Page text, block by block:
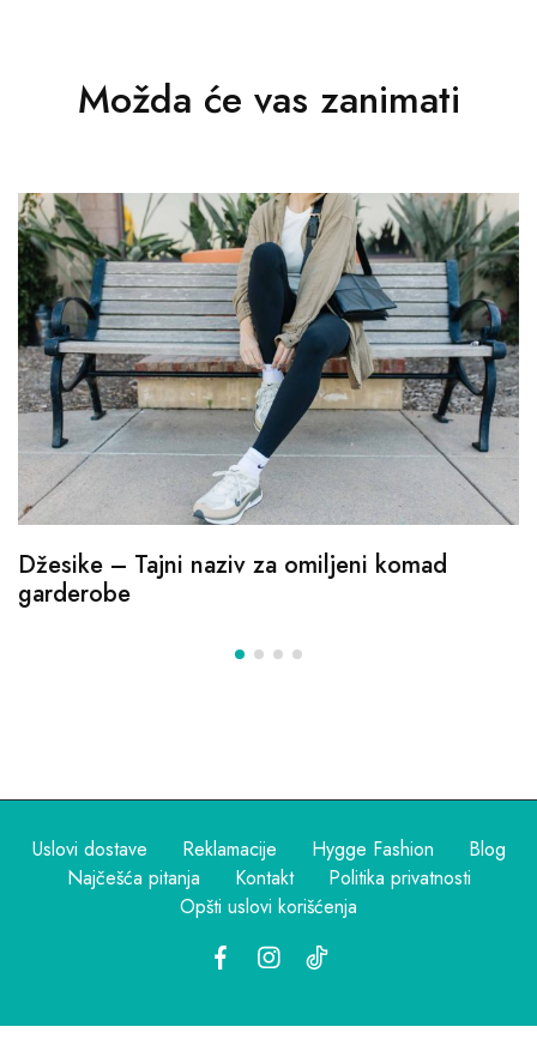
Možda će vas zanimati
Džesike – Tajni naziv za omiljeni komad
garderobe
Uslovi dostave Reklamacije Hygge Fashion
Blog
Najčešća pitanja
Kontakt
Politika privatnosti
Opšti uslovi korišćenja